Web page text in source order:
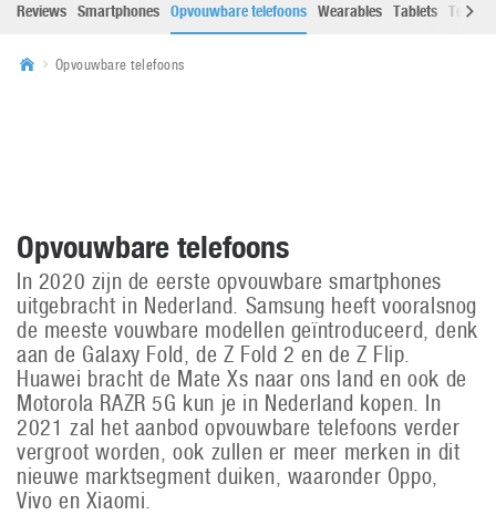
Reviews Smartphones Opvouwbare telefoons Wearables Tablets
Opvouwbare telefoons
Opvouwbare telefoons
In 2020 zijn de eerste opvouwbare smartphones
uitgebracht in Nederland. Samsung heeft vooralsnog
de meeste vouwbare modellen geïntroduceerd, denk
aan de Galaxy Fold, de Z Fold 2 en de Z Flip.
Huawei bracht de Mate Xs naar ons land en ook de
Motorola RAZR 5G kun je in Nederland kopen. In
2021 zal het aanbod opvouwbare telefoons verder
vergroot worden, ook zullen er meer merken in dit
nieuwe marktsegment duiken, waaronder Oppo,
Vivo en Xiaomi.